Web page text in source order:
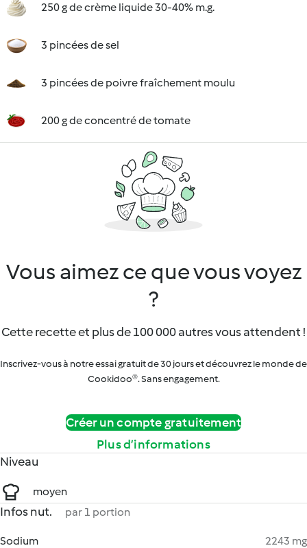
250 g de crème liquide 30-40% m.g.
3 pincées de sel
3 pincées de poivre fraîchement moulu
200 g de concentré de tomate
Vous aimez ce que vous voyez
?
Cette recette et plus de 100 000 autres vous attendent !
Inscrivez-vous à notre essai gratuit de 30 jours et découvrez le monde de
Cookidoo®. Sans engagement.
Créer un compte gratuitement
Plus d’informations
Niveau
moyen
Infos nut. par 1 portion
Sodium
2243 mg